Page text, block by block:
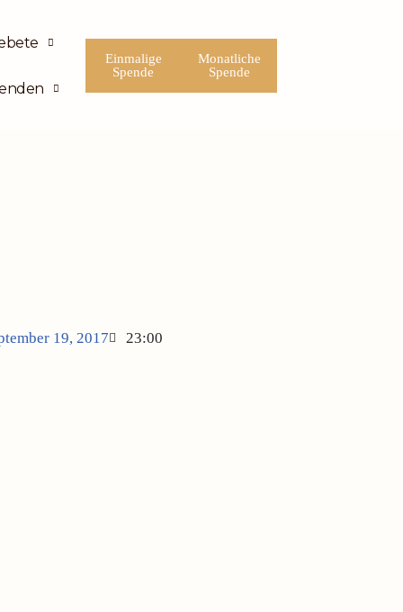
Einmalige
Spende
Monatliche
Spende
19, 2017 23:00